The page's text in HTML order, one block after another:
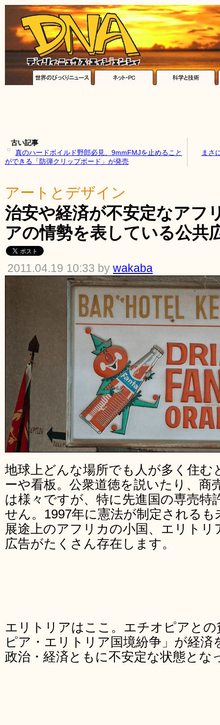
古い記事
真のハードボイルド野郎必見、9mmFMJを止めること
ができる「防弾クリップボード」が発売
まさ
アートとデザイン
治安や経済が不安定なアフ
アの情勢を表している公共
2011.04.19 10:33 by wakaba
地球上どんな場所でも人が多く住
ーや看板。公衆道徳を説いたり、商
は様々ですが、特に先進国の専売特
せん。1997年に憲法が制定される
展途上のアフリカの小国、エリト
広告がたくさん存在します。
エリトリアはここ。エチオピアと
ピア・エリトリア国境紛争」が経済
政治・経済ともに不安定な状態とな